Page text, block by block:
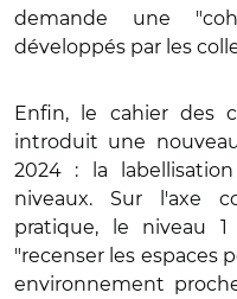
demande une
développés par les
Enfin, le cahier des
introduit une
2024 : la
niveaux. Sur l'axe
pratique, le niveau
"recenser les espaces
environnement